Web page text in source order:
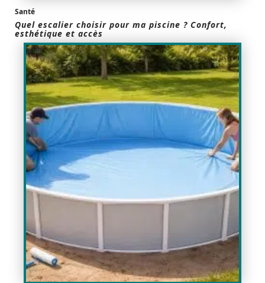
Santé
Quel escalier choisir pour ma piscine ? Confort,
esthétique et accès